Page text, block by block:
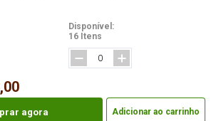
Disponível:
16 Itens
agora Adicionar ao carrinho